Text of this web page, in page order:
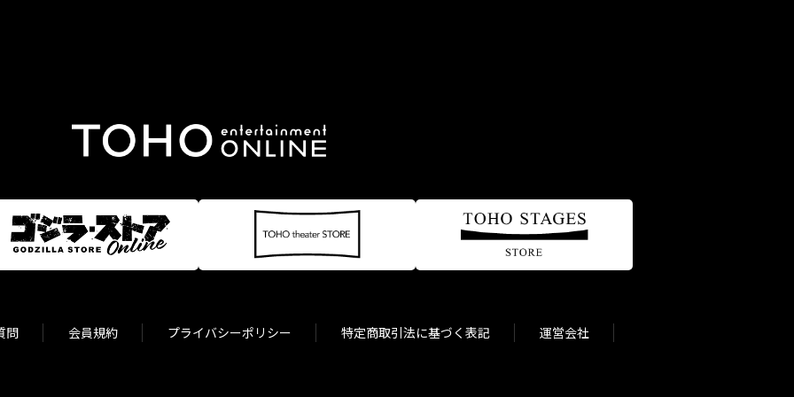
問 会員規約 プライバシーポリシー 特定商取引法に基づく表記 運営会社